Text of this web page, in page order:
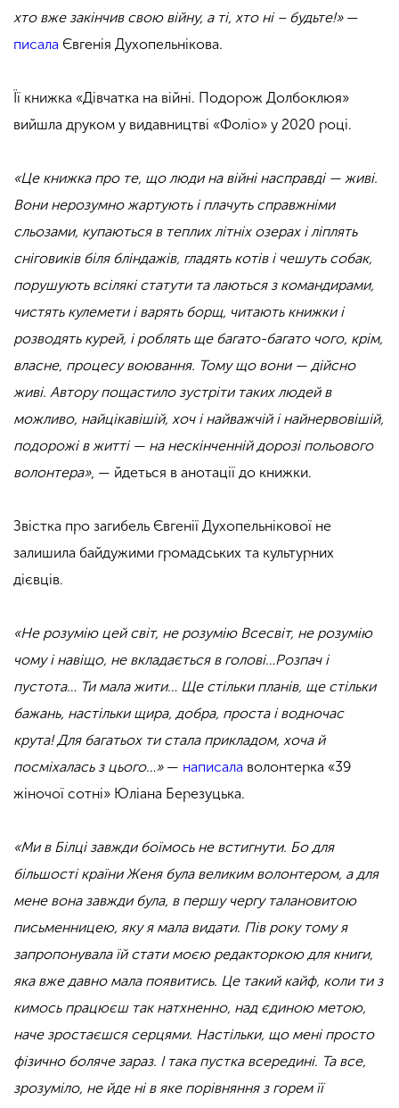
хто вже закінчив свою війну, а ті, хто ні – будьте!»—
писала Євгенія Духопельнікова.
Її книжка «Дівчатка на війні. Подорож Долбоклюя»
вийшла друком у видавництві «Фоліо» у 2020 році.
«Це книжка про те, що люди на війні насправді — живі.
Вони нерозумно жартують і плачуть справжніми
сльозами, купаються в теплих літніх озерах і ліплять
сніговиків біля бліндажів, гладять котів і чешуть собак,
порушують всілякі статути та лаються з командирами,
чистять кулемети і варять борщ, читають книжки і
розводять курей, і роблять ще багато-багато чого, крім,
власне, процесу воювання. Тому що вони — дійсно
живі. Автору пощастило зустріти таких людей в
можливо, найцікавішій, хоч і найважчій і найнервовішій,
подорожі в житті — на нескінченній дорозі польового
волонтера», — йдеться в анотації до книжки.
Звістка про загибель Євгенії Духопельнікової не
залишила байдужими громадських та культурних
дієвців.
«Не розумію цей світ, не розумію Всесвіт, не розумію
чому і навіщо, не вкладається в голові…Розпач і
пустота… Ти мала жити… Ще стільки планів, ще стільки
бажань, настільки щира, добра, проста і водночас
крута! Для багатьох ти стала прикладом, хоча й
посміхалась з цього…»— написала волонтерка «39
жіночої сотні» Юліана Березуцька.
«Ми в Білці завжди боїмось не встигнути. Бо для
більшості країни Женя була великим волонтером, а для
мене вона завжди була, в першу чергу талановитою
письменницею, яку я мала видати. Пів року тому я
запропонувала їй стати моєю редакторкою для книги,
яка вже давно мала появитись. Це такий кайф, коли ти з
кимось працюєш так натхненно, над єдиною метою,
наче зростаєшся серцями. Настільки, що мені просто
фізично боляче зараз. І така пустка всередині. Та все,
зрозуміло, не йде ні в яке порівняння з горем її